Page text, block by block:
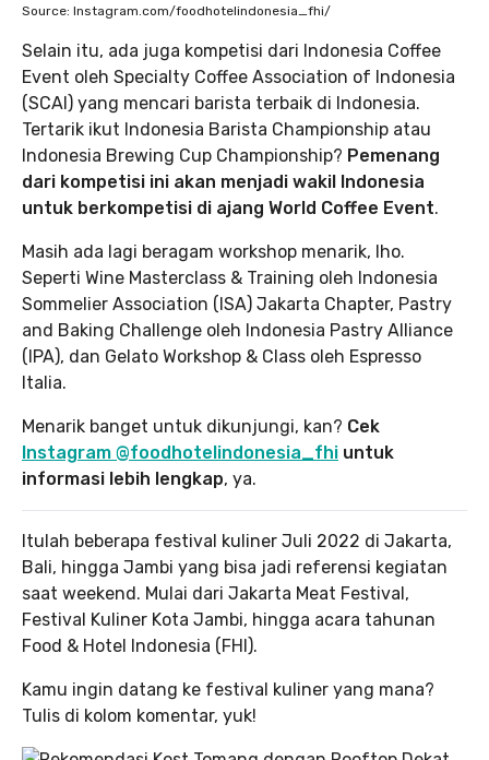
Source: Instagram.com/foodhotelindonesia_fhi/
Selain itu, ada juga kompetisi dari Indonesia Coffee
Event oleh Specialty Coffee Association of Indonesia
(SCAI) yang mencari barista terbaik di Indonesia.
Tertarik ikut Indonesia Barista Championship atau
Indonesia Brewing Cup Championship? Pemenang
dari kompetisi ini akan menjadi wakil Indonesia
untuk berkompetisi di ajang World Coffee Event.
Masih ada lagi beragam workshop menarik, lho.
Seperti Wine Masterclass & Training oleh Indonesia
Sommelier Association (ISA) Jakarta Chapter, Pastry
and Baking Challenge oleh Indonesia Pastry Alliance
(IPA), dan Gelato Workshop & Class oleh Espresso
Italia.
Menarik banget untuk dikunjungi, kan? Cek
Instagram @foodhotelindonesia_fhi untuk
informasi lebih lengkap, ya.
Itulah beberapa festival kuliner Juli 2022 di Jakarta,
Bali, hingga Jambi yang bisa jadi referensi kegiatan
saat weekend. Mulai dari Jakarta Meat Festival,
Festival Kuliner Kota Jambi, hingga acara tahunan
Food & Hotel Indonesia (FHI).
Kamu ingin datang ke festival kuliner yang mana?
Tulis di kolom komentar, yuk!